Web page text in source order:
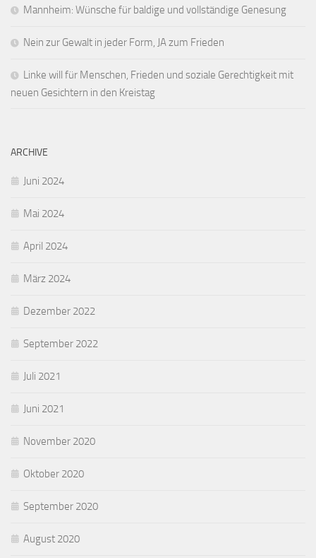
Mannheim: Wünsche für baldige und vollständige Genesung
Nein zur Gewalt in jeder Form, JA zum Frieden
Linke will für Menschen, Frieden und soziale Gerechtigkeit mit
neuen Gesichtern in den Kreistag
ARCHIVE
Juni 2024
Mai 2024
April 2024
März 2024
Dezember 2022
September 2022
Juli 2021
Juni 2021
November 2020
Oktober 2020
September 2020
August 2020